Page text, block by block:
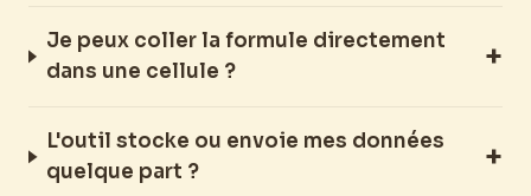
Je peux coller la formule directement
dans une cellule ?
L'outil stocke ou envoie mes données
quelque part ?